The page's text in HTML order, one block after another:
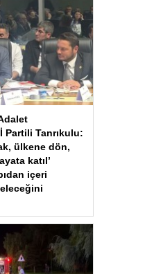
Partili Tanrıkulu:
ülkene dön,
katıl’
içeri